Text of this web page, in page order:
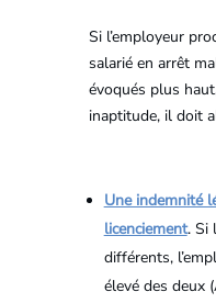
Si l’employeur
salarié en arrêt
évoqués plus
inaptitude, il doit
Une indemnité
licenciement. Si
différents,
élevé des deux